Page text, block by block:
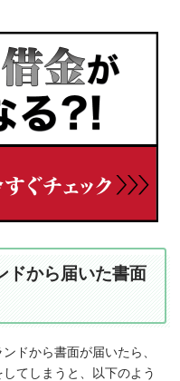
ドから届いた書面
ドから書面が届いたら、
てしまうと、以下のよう